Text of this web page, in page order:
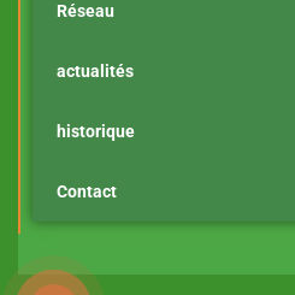
Réseau
actualités
historique
Contact